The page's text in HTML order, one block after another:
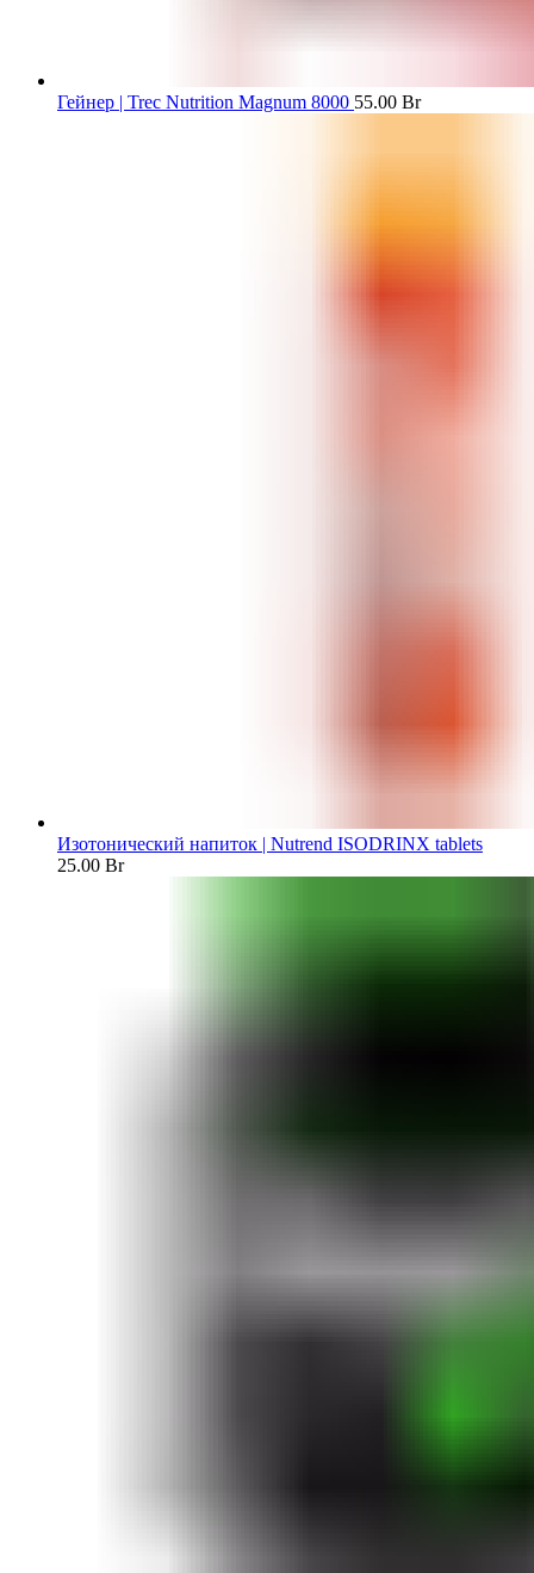
Гейнер | Trec Nutrition Magnum 8000 55.00 Br
Изотонический напиток | Nutrend ISODRINX tablets
25.00 Br